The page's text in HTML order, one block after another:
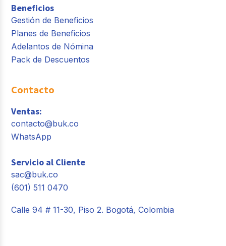
Beneficios
Gestión de Beneficios
Planes de Beneficios
Adelantos de Nómina
Pack de Descuentos
Contacto
Ventas:
contacto@buk.co
WhatsApp
Servicio al Cliente
sac@buk.co
(601) 511 0470
Calle 94 # 11-30, Piso 2. Bogotá, Colombia